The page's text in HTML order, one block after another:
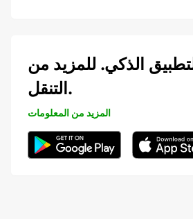
الذكي. للمزيد من
التنقل.
المزيد من المعلومات